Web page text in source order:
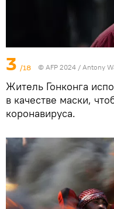
3 /18 © AFP 2024 / Antony
Житель Гонконга
в качестве маски,
коронавируса.